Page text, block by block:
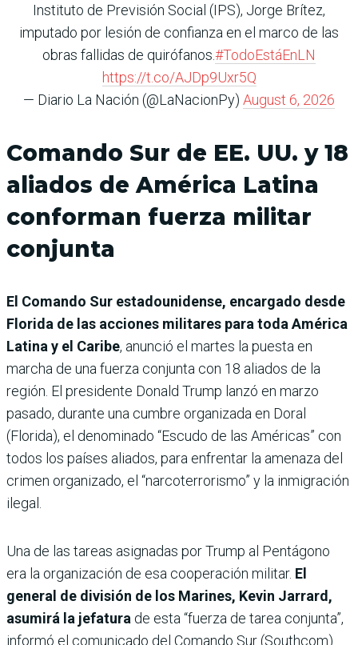
Instituto de Previsión Social (IPS), Jorge Brítez,
imputado por lesión de confianza en el marco de las
obras fallidas de quirófanos.#TodoEstáEnLN
https://t.co/AJDp9Uxr5Q
— Diario La Nación (@LaNacionPy) August 6, 2026
Comando Sur de EE. UU. y 18
aliados de América Latina
conforman fuerza militar
conjunta
El Comando Sur estadounidense, encargado desde
Florida de las acciones militares para toda América
Latina y el Caribe, anunció el martes la puesta en
marcha de una fuerza conjunta con 18 aliados de la
región. El presidente Donald Trump lanzó en marzo
pasado, durante una cumbre organizada en Doral
(Florida), el denominado “Escudo de las Américas” con
todos los países aliados, para enfrentar la amenaza del
crimen organizado, el “narcoterrorismo” y la inmigración
ilegal.
Una de las tareas asignadas por Trump al Pentágono
era la organización de esa cooperación militar. El
general de división de los Marines, Kevin Jarrard,
asumirá la jefatura de esta “fuerza de tarea conjunta”,
informó el comunicado del Comando Sur (Southcom).